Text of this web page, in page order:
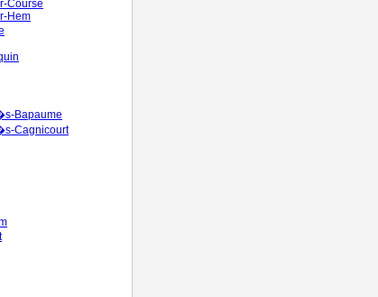
Course
Hem
Bapaume
Cagnicourt